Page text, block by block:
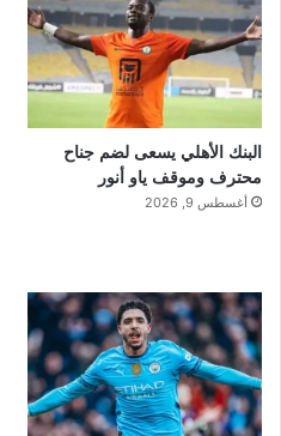
البنك الأهلي يسعى لضم جناح
محترف وموقف ياو أنور
أغسطس 9, 2026